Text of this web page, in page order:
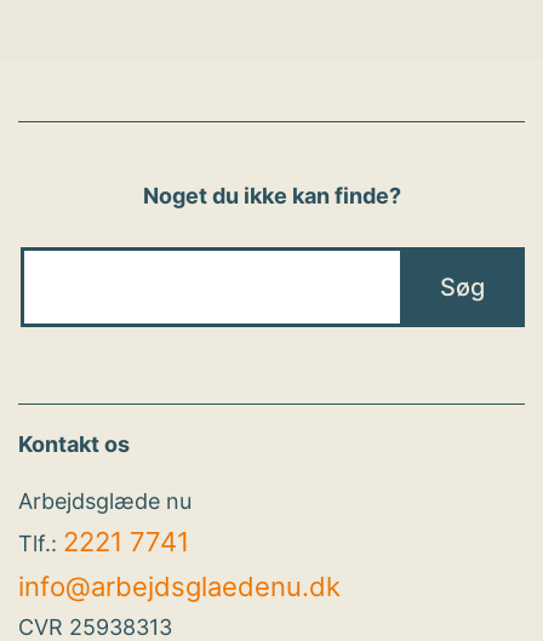
Noget du ikke kan finde?
Kontakt os
Arbejdsglæde nu
Tlf.: 2221 7741
info@arbejdsglaedenu.dk
CVR 25938313